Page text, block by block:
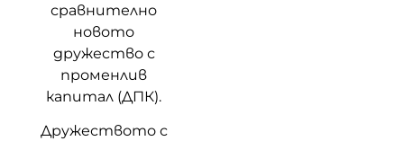
сравнително
новото
дружество с
променлив
капитал (ДПК).
Дружеството с